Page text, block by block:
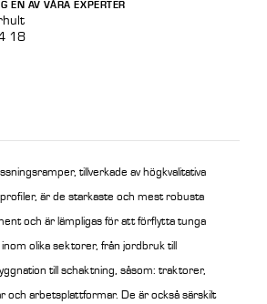
EN AV VÅRA EXPERTER
18
tillverkade av högkvalitativa
är de starkaste och mest robusta
och är lämpligas för att förflytta tunga
olika sektorer, från jordbruk till
till schaktning, såsom: traktorer,
och arbetsplattformar. De är också särskilt